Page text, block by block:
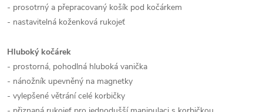
- prosotrný a přepracovaný košík pod kočárkem
- nastavitelná koženková rukojeť
Hluboký kočárek
- prostorná, pohodlná hluboká vanička
- nánožník upevněný na magnetky
- vylepšené větrání celé korbičky